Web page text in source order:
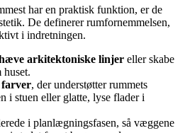
har en praktisk funktion, er de
De definerer rumfornemmelsen,
i indretningen.
arkitektoniske linjer eller skabe
huset.
farver, der understøtter rummets
i stuen eller glatte, lyse flader i
i planlægningsfasen, så væggene